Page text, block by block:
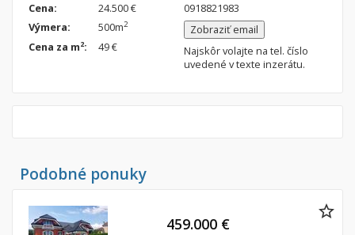
Priemyselný pozemok
Poľnohospodárske pozemky
Skladové, výrobné
Novostavba
Cena:
24.500 €
Výmera:
500m2
Cena za m2: 49 €
0918821983
Zobraziť email
Najskôr volajte na tel. číslo
uvedené v texte inzerátu.
Podobné ponuky
459.000 €